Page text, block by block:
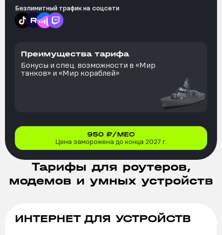
Безлимитный трафик на соцсети
Преимущества тарифа
Бонусы и спец. возможности в «Мир
танков» и «Мир кораблей»
950 ₽/МЕС
Цена заморожена до конца 2027 г.
Тарифы для роутеров,
модемов и умных устройств
ИНТЕРНЕТ ДЛЯ УСТРОЙСТВ